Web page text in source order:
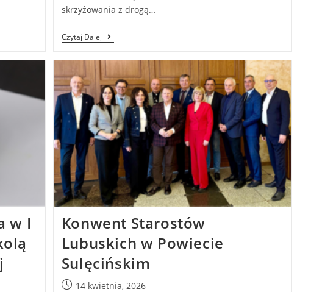
skrzyżowania z drogą…
Czytaj Dalej
w I
Konwent Starostów
Lubuskich w Powiecie
Sulęcińskim
14 kwietnia, 2026